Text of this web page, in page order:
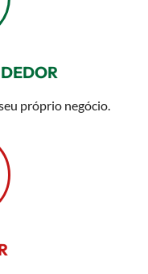
próprio negócio.